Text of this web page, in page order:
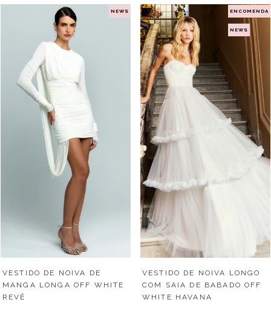
NEWS
VESTIDO DE NOIVA DE
MANGA LONGA OFF WHITE
REVÊ
ENCOMENDA
NEWS
VESTIDO DE NOIVA LONGO
COM SAIA DE BABADO OFF
WHITE HAVANA